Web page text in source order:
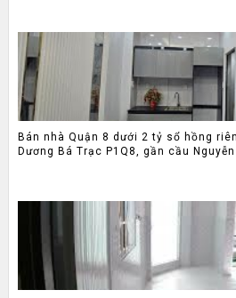
Bán nhà Quận 8 dưới 2 tỷ sổ hồng
Dương Bá Trạc P1Q8, gần cầu